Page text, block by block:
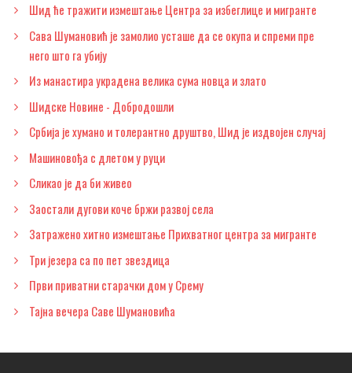
Шид ће тражити измештање Центра за избеглице и мигранте
Сава Шумановић је замолио усташе да се окупа и спреми пре
него што га убију
Из манастира украдена велика сума новца и злато
Шидске Новине - Добродошли
Србија је хумано и толерантно друштво, Шид је издвојен случај
Машиновођа с длетом у руци
Сликао је да би живео
Заостали дугови коче бржи развој села
Затражено хитно измештање Прихватног центра за мигранте
Три језера са по пет звездица
Први приватни старачки дом у Срему
Тајна вечера Саве Шумановића